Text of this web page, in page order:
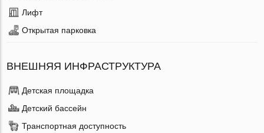
Лифт
Открытая парковка
ВНЕШНЯЯ ИНФРАСТРУКТУРА
Детская площадка
Детский бассейн
Транспортная доступность